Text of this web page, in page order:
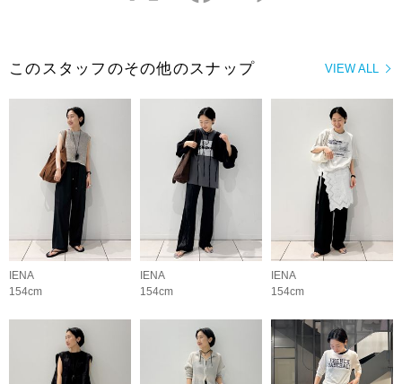
VIEW ALL
このスタッフのその他のスナップ
IENA
154cm
IENA
154cm
IENA
154cm